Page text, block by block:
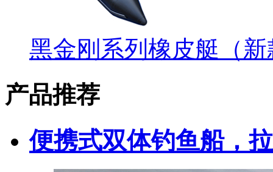
黑金刚系列橡皮艇（新
产品推荐
便携式双体钓鱼船，